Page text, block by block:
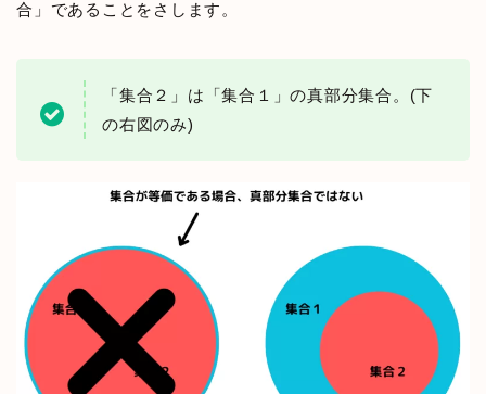
合」であることをさします。
「集合２」は「集合１」の真部分集合。(下
の右図のみ)